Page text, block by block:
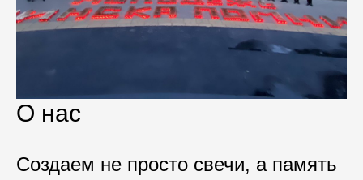
О нас
Создаем не просто свечи, а память